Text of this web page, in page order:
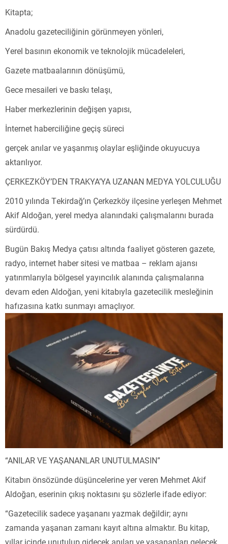
Kitapta;
Anadolu gazeteciliğinin görünmeyen yönleri,
Yerel basının ekonomik ve teknolojik mücadeleleri,
Gazete matbaalarının dönüşümü,
Gece mesaileri ve baskı telaşı,
Haber merkezlerinin değişen yapısı,
İnternet haberciliğine geçiş süreci
gerçek anılar ve yaşanmış olaylar eşliğinde okuyucuya
aktarılıyor.
ÇERKEZKÖY’DEN TRAKYA’YA UZANAN MEDYA YOLCULUĞU
2010 yılında Tekirdağ’ın Çerkezköy ilçesine yerleşen Mehmet
Akif Aldoğan, yerel medya alanındaki çalışmalarını burada
sürdürdü.
Bugün Bakış Medya çatısı altında faaliyet gösteren gazete,
radyo, internet haber sitesi ve matbaa – reklam ajansı
yatırımlarıyla bölgesel yayıncılık alanında çalışmalarına
devam eden Aldoğan, yeni kitabıyla gazetecilik mesleğinin
hafızasına katkı sunmayı amaçlıyor.
“ANILAR VE YAŞANANLAR UNUTULMASIN”
Kitabın önsözünde düşüncelerine yer veren Mehmet Akif
Aldoğan, eserinin çıkış noktasını şu sözlerle ifade ediyor:
“Gazetecilik sadece yaşananı yazmak değildir; aynı
zamanda yaşanan zamanı kayıt altına almaktır. Bu kitap,
yıllar içinde unutulup gidecek anıları ve yaşananları gelecek